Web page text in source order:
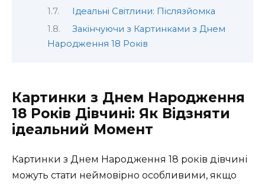
Ідеальні Світлини: Післязйомка
Закінчуючи з Картинками з Днем
Народження 18 Років
Картинки з Днем Народження
18 Років Дівчині: Як Відзняти
ідеальний Момент
Картинки з Днем Народження 18 років дівчині
можуть стати неймовірно особливими, якщо